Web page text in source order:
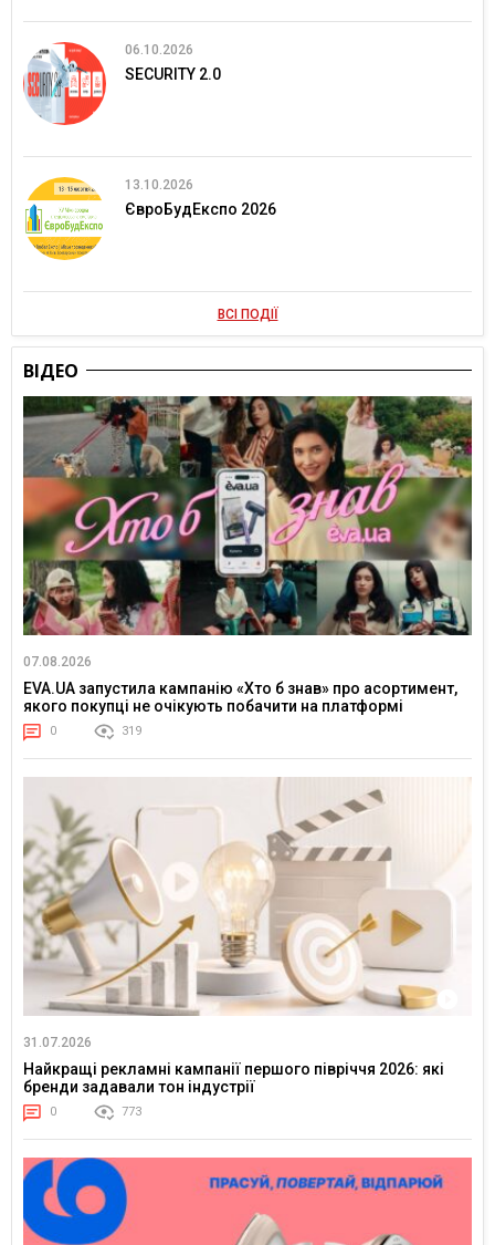
06.10.2026
SECURITY 2.0
13.10.2026
ЄвроБудЕкспо 2026
ВСІ ПОДІЇ
ВІДЕО
07.08.2026
EVA.UA запустила кампанію «Хто б знав» про асортимент,
якого покупці не очікують побачити на платформі
0 319
31.07.2026
Найкращі рекламні кампанії першого півріччя 2026: які
бренди задавали тон індустрії
0 773